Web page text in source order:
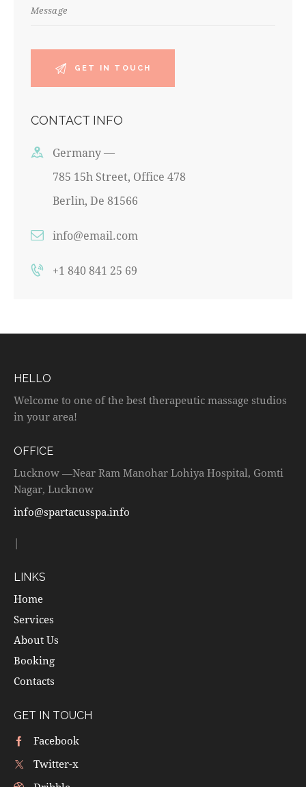
CONTACT INFO
Germany —
785 15h Street, Office 478
Berlin, De 81566
info@email.com
+1 840 841 25 69
HELLO
Welcome to one of the best therapeutic massage studios
in your area!
OFFICE
Lucknow —Near Ram Manohar Lohiya Hospital, Gomti
Nagar, Lucknow
info@spartacusspa.info
|
LINKS
Home
Services
About Us
Booking
Contacts
GET IN TOUCH
Facebook
Twitter-x